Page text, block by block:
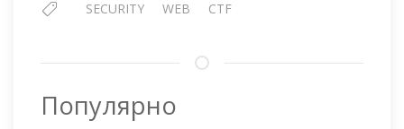
SECURITY WEB CTF
Популярно